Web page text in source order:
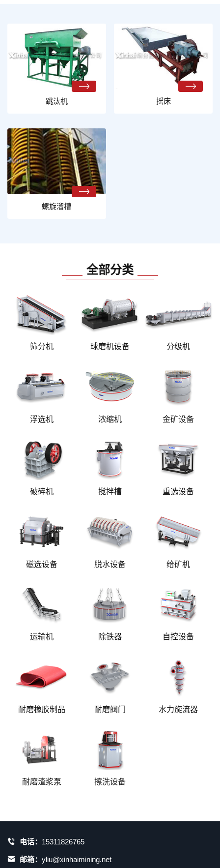
跳汰机 摇床
螺旋溜槽
全部分类
筛分机 球磨机设备 分级机
浮选机 浓缩机 金矿设备
破碎机 搅拌槽 重选设备
磁选设备 脱水设备 给矿机
运输机 除铁器 自控设备
耐磨橡胶制品 耐磨阀门 水力旋流器
耐磨渣浆泵 擦洗设备
电话： 15311826765
邮箱： yliu@xinhaimining.net